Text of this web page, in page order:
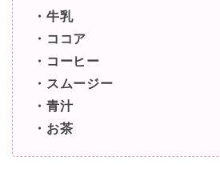
・牛乳
・ココア
・コーヒー
・スムージー
・青汁
・お茶